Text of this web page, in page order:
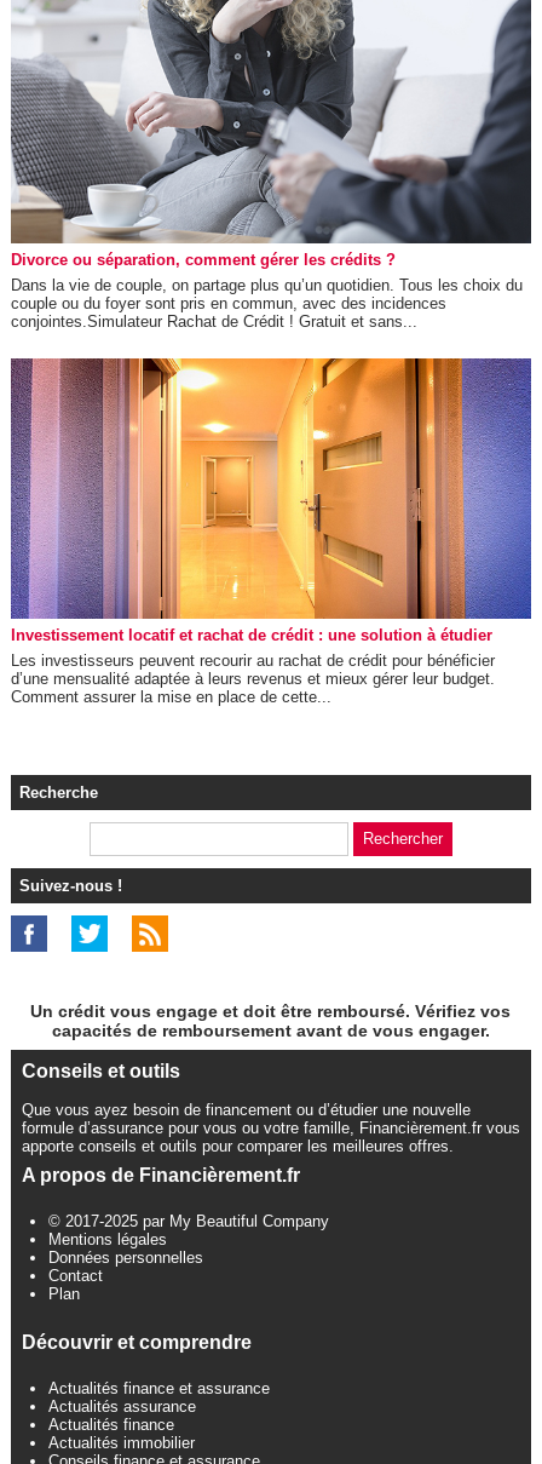
Divorce ou séparation, comment gérer les crédits ?
Dans la vie de couple, on partage plus qu’un quotidien. Tous les choix du
couple ou du foyer sont pris en commun, avec des incidences
conjointes.Simulateur Rachat de Crédit ! Gratuit et sans...
Investissement locatif et rachat de crédit : une solution à étudier
Les investisseurs peuvent recourir au rachat de crédit pour bénéficier
d’une mensualité adaptée à leurs revenus et mieux gérer leur budget.
Comment assurer la mise en place de cette...
Recherche
Suivez-nous !
Un crédit vous engage et doit être remboursé. Vérifiez vos
capacités de remboursement avant de vous engager.
Conseils et outils
Que vous ayez besoin de financement ou d’étudier une nouvelle
formule d’assurance pour vous ou votre famille, Financièrement.fr vous
apporte conseils et outils pour comparer les meilleures offres.
A propos de Financièrement.fr
© 2017-2025 par My Beautiful Company
Mentions légales
Données personnelles
Contact
Plan
Découvrir et comprendre
Actualités finance et assurance
Actualités assurance
Actualités finance
Actualités immobilier